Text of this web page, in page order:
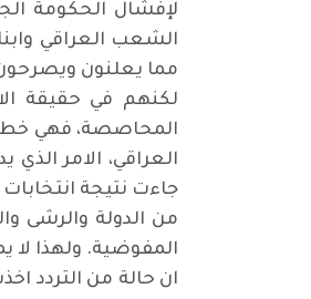
لإفشال الحكومة
الشعب العراقي
مما يعلنون
لكنهم في حقيقة
المحاصصة، فهي خط
العراقي، الامر
جاءت نتيجة
من الدولة والرشى
المفوضية. ولهذا لا
ان حالة من التردد